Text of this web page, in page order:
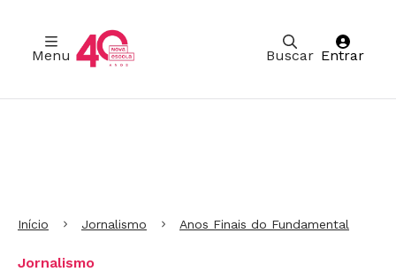
Buscar
Menu Entrar
Início Jornalismo Anos Finais do Fundamental
Jornalismo